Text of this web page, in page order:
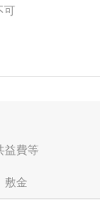
可
益費等
敷金